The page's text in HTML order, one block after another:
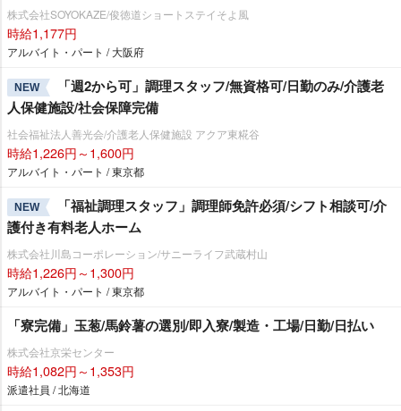
株式会社SOYOKAZE/俊徳道ショートステイそよ風
時給1,177円
アルバイト・パート / 大阪府
NEW
「週2から可」調理スタッフ/無資格可/日勤のみ/介護老
人保健施設/社会保障完備
社会福祉法人善光会/介護老人保健施設 アクア東糀谷
時給1,226円～1,600円
アルバイト・パート / 東京都
NEW
「福祉調理スタッフ」調理師免許必須/シフト相談可/介
護付き有料老人ホーム
株式会社川島コーポレーション/サニーライフ武蔵村山
時給1,226円～1,300円
アルバイト・パート / 東京都
「寮完備」玉葱/馬鈴薯の選別/即入寮/製造・工場/日勤/日払い
株式会社京栄センター
時給1,082円～1,353円
派遣社員 / 北海道